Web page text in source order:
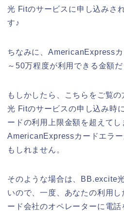
光 Fitのサービスに申し込みさ
す♪
ちなみに、AmericanExpress
～50万程度が利用できる金額
もしかしたら、こちらをご覧
光 Fitのサービスの申し込み時
ードの利用上限金額を超えてし
AmericanExpressカードエラ
もしれません。
そのような場合は、BB.excite
いので、一度、あなたの利用
ード会社のオペレーターに電